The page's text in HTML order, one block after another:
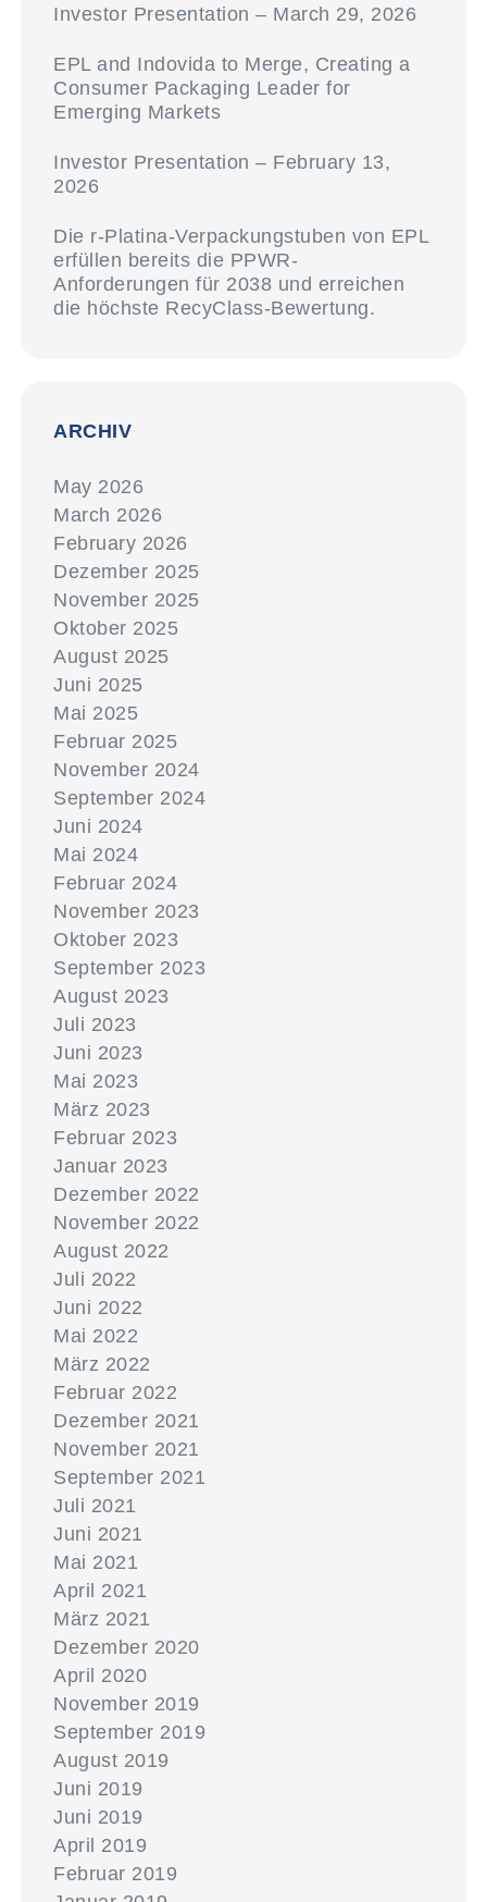
Investor Presentation – March 29, 2026
EPL and Indovida to Merge, Creating a
Consumer Packaging Leader for
Emerging Markets
Investor Presentation – February 13,
2026
Die r-Platina-Verpackungstuben von EPL
erfüllen bereits die PPWR-
Anforderungen für 2038 und erreichen
die höchste RecyClass-Bewertung.
ARCHIV
May 2026
March 2026
February 2026
Dezember 2025
November 2025
Oktober 2025
August 2025
Juni 2025
Mai 2025
Februar 2025
November 2024
September 2024
Juni 2024
Mai 2024
Februar 2024
November 2023
Oktober 2023
September 2023
August 2023
Juli 2023
Juni 2023
Mai 2023
März 2023
Februar 2023
Januar 2023
Dezember 2022
November 2022
August 2022
Juli 2022
Juni 2022
Mai 2022
März 2022
Februar 2022
Dezember 2021
November 2021
September 2021
Juli 2021
Juni 2021
Mai 2021
April 2021
März 2021
Dezember 2020
April 2020
November 2019
September 2019
August 2019
Juni 2019
Juni 2019
April 2019
Februar 2019